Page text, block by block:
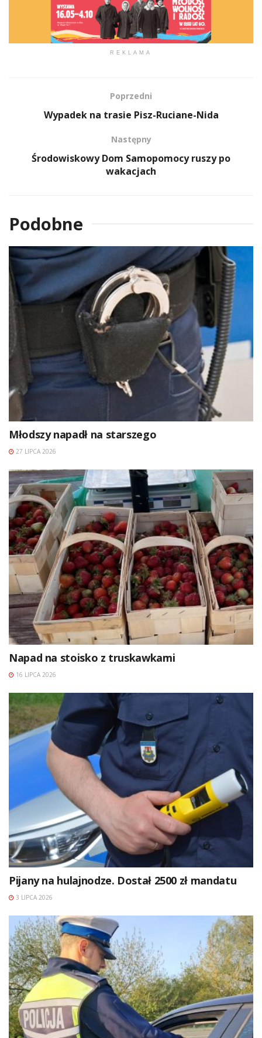
REKLAMA
Poprzedni
Wypadek na trasie Pisz-Ruciane-Nida
Następny
Środowiskowy Dom Samopomocy ruszy po
wakacjach
Podobne
Młodszy napadł na starszego
27 LIPCA 2026
Napad na stoisko z truskawkami
16 LIPCA 2026
Pijany na hulajnodze. Dostał 2500 zł mandatu
3 LIPCA 2026